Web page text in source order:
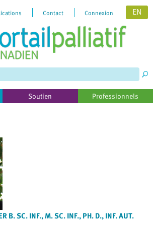
Contact Connexion EN
Soutien Professionnels
B. SC. INF., M. SC. INF., PH. D., INF. AUT.